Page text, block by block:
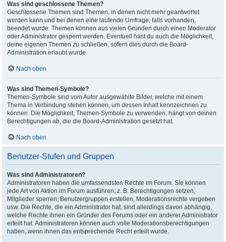
Was sind geschlossene Themen?
Geschlossene Themen sind Themen, in denen nicht mehr geantwortet
werden kann und bei denen eine laufende Umfrage, falls vorhanden,
beendet wurde. Themen können aus vielen Gründen durch einen Moderator
oder Administrator gesperrt werden. Eventuell hast du auch die Möglichkeit,
deine eigenen Themen zu schließen, sofern dies durch die Board-
Administration erlaubt wurde.
Nach oben
Was sind Themen-Symbole?
Themen-Symbole sind vom Autor ausgewählte Bilder, welche mit einem
Thema in Verbindung stehen können, um dessen Inhalt kennzeichnen zu
können. Die Möglichkeit, Themen-Symbole zu verwenden, hängt von deinen
Berechtigungen ab, die die Board-Administration gesetzt hat.
Nach oben
Benutzer-Stufen und Gruppen
Was sind Administratoren?
Administratoren haben die umfassendsten Rechte im Forum. Sie können
jede Art von Aktion im Forum ausführen; z. B. Berechtigungen setzen,
Mitglieder sperren, Benutzergruppen erstellen, Moderationsrechte vergeben
usw. Die Rechte, die ein Administrator hat, sind allerdings davon abhängig,
welche Rechte ihnen ein Gründer des Forums oder ein anderer Administrator
erteilt hat. Administratoren können auch volle Moderationsberechtigungen
haben, wenn ihnen das entsprechende Recht erteilt wurde.